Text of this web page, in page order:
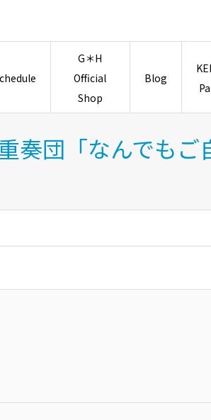
G＊H
Official
Shop
Blog
団「なんでもご